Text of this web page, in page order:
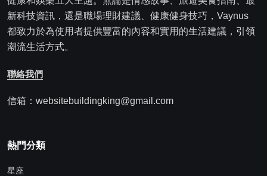
新科技資訊，還是職場理財建議、健康健身技巧，Vaynus
都致力於為使用者提供豐富的內容和實用的生活建議，引領
潮流生活方式。
聯絡我們
信箱：websitebuildingking@gmail.com
熱門分類
星座